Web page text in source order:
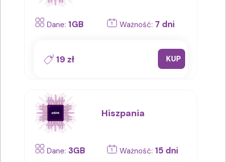
Dane: 1GB Ważność: 7 dni
19 zł KUP
Hiszpania
Dane: 3GB Ważność: 15 dni